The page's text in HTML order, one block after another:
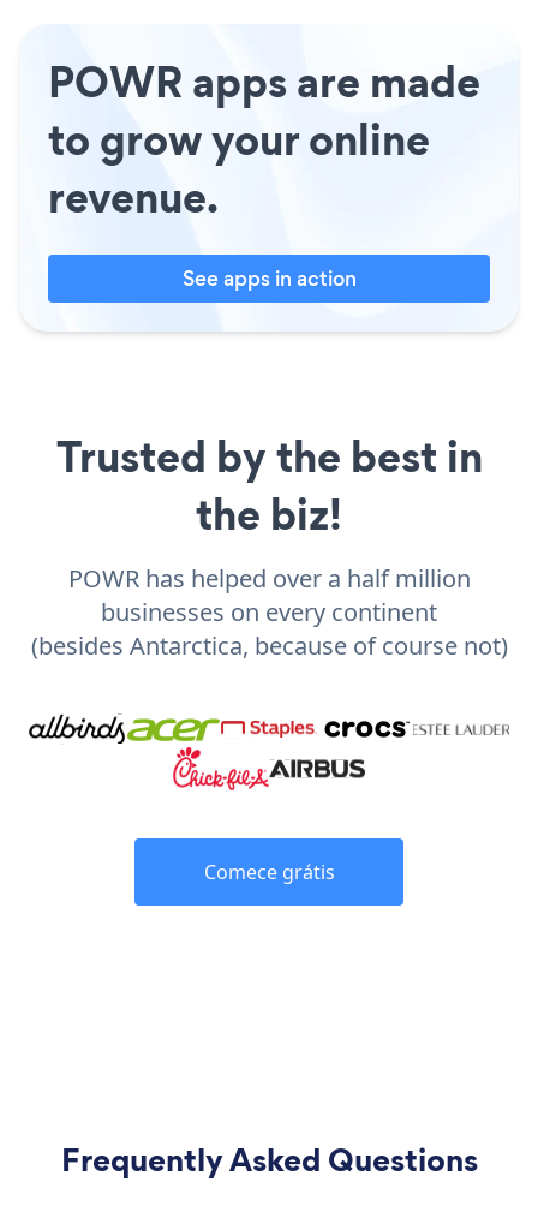
POWR apps are made
to grow your online
revenue.
See apps in action
Trusted by the best in
the biz!
POWR has helped over a half million
businesses on every continent
(besides Antarctica, because of course not)
Comece grátis
Frequently Asked Questions